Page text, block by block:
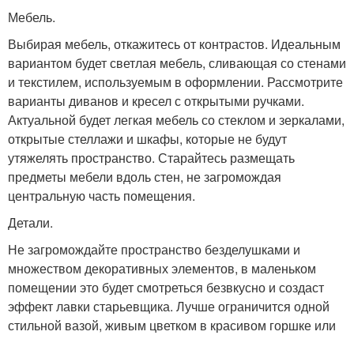
Мебель.
Выбирая мебель, откажитесь от контрастов. Идеальным
вариантом будет светлая мебель, сливающая со стенами
и текстилем, используемым в оформлении. Рассмотрите
варианты диванов и кресел с открытыми ручками.
Актуальной будет легкая мебель со стеклом и зеркалами,
открытые стеллажи и шкафы, которые не будут
утяжелять пространство. Старайтесь размещать
предметы мебели вдоль стен, не загромождая
центральную часть помещения.
Детали.
Не загромождайте пространство безделушками и
множеством декоративных элементов, в маленьком
помещении это будет смотреться безвкусно и создаст
эффект лавки старьевщика. Лучше ограничится одной
стильной вазой, живым цветком в красивом горшке или